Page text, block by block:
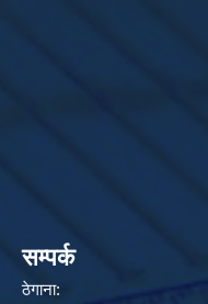
सम्पर्क
ठेगाना: